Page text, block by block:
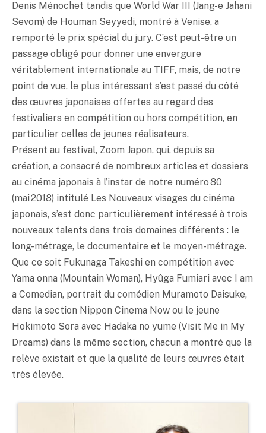
Denis Ménochet tandis que World War III (Jang-e Jahani
Sevom) de Houman Seyyedi, montré à Venise, a
remporté le prix spécial du jury. C’est peut-être un
passage obligé pour donner une envergure
véritablement internationale au TIFF, mais, de notre
point de vue, le plus intéressant s’est passé du côté
des œuvres japonaises offertes au regard des
festivaliers en compétition ou hors compétition, en
particulier celles de jeunes réalisateurs.
Présent au festival, Zoom Japon, qui, depuis sa
création, a consacré de nombreux articles et dossiers
au cinéma japonais à l’instar de notre numéro 80
(mai 2018) intitulé Les Nouveaux visages du cinéma
japonais, s’est donc particulièrement intéressé à trois
nouveaux talents dans trois domaines différents : le
long-métrage, le documentaire et le moyen-métrage.
Que ce soit Fukunaga Takeshi en compétition avec
Yama onna (Mountain Woman), Hyûga Fumiari avec I am
a Comedian, portrait du comédien Muramoto Daisuke,
dans la section Nippon Cinema Now ou le jeune
Hokimoto Sora avec Hadaka no yume (Visit Me in My
Dreams) dans la même section, chacun a montré que la
relève existait et que la qualité de leurs œuvres était
très élevée.